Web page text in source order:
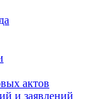
актов
и заявлений